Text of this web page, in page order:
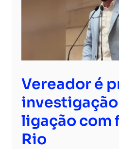
Vereador é
ligação com
Rio